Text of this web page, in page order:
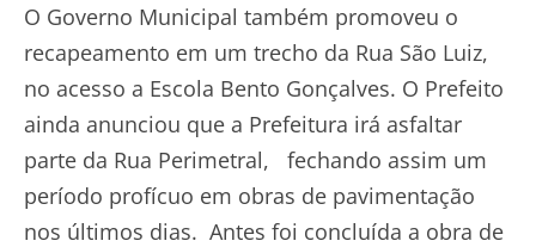
O Governo Municipal também promoveu o
recapeamento em um trecho da Rua São Luiz,
no acesso a Escola Bento Gonçalves. O Prefeito
ainda anunciou que a Prefeitura irá asfaltar
parte da Rua Perimetral, fechando assim um
período profícuo em obras de pavimentação
nos últimos dias. Antes foi concluída a obra de